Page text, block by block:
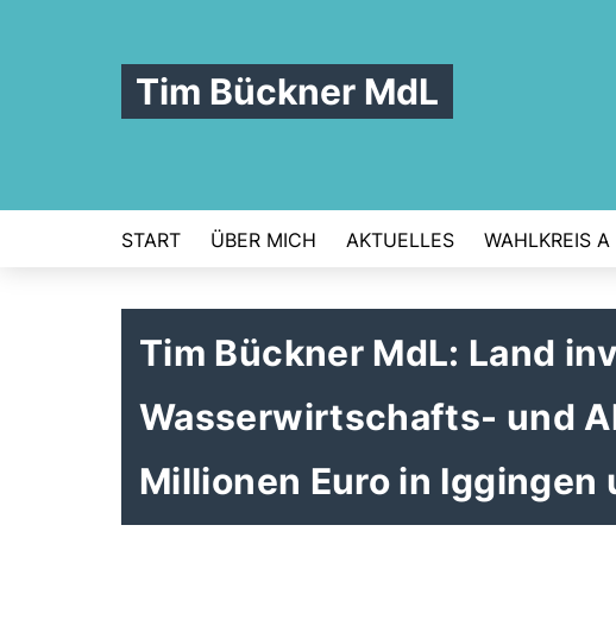
Tim Bückner MdL
START ÜBER MICH AKTUELLES WAHLKREIS
Tim Bückner MdL: Land
Wasserwirtschafts- und
Millionen Euro in